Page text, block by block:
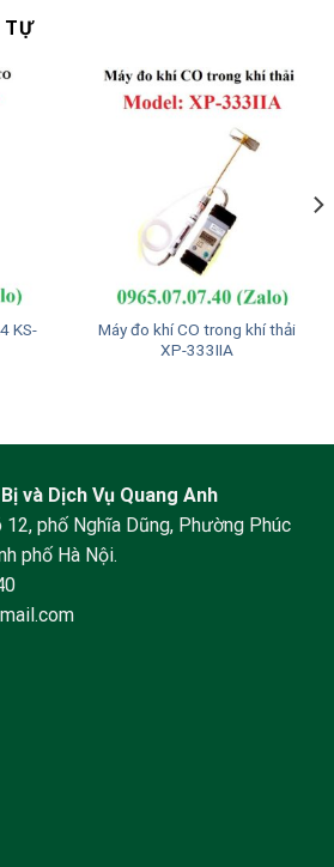
TỰ
KS-
Máy đo khí CO trong khí thải
XP-333IIA
và Dịch Vụ Quang Anh
phố Nghĩa Dũng, Phường Phúc
phố Hà Nội.